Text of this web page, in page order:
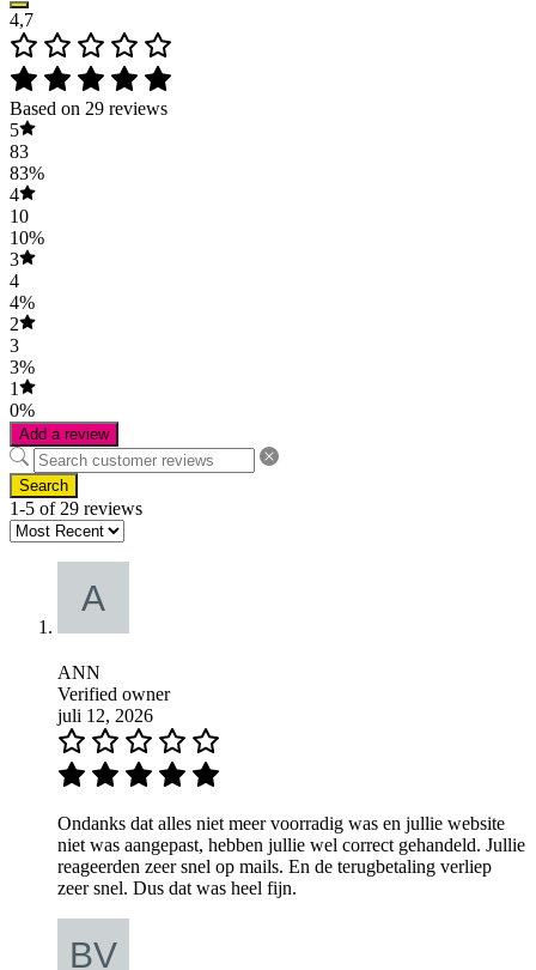
4,7
Based on 29 reviews
5
83
83%
4
10
10%
3
4
4%
2
3
3%
1
0%
Add a review
Search
1-5 of 29 reviews
ANN
Verified owner
juli 12, 2026
Ondanks dat alles niet meer voorradig was en jullie website
niet was aangepast, hebben jullie wel correct gehandeld. Jullie
reageerden zeer snel op mails. En de terugbetaling verliep
zeer snel. Dus dat was heel fijn.